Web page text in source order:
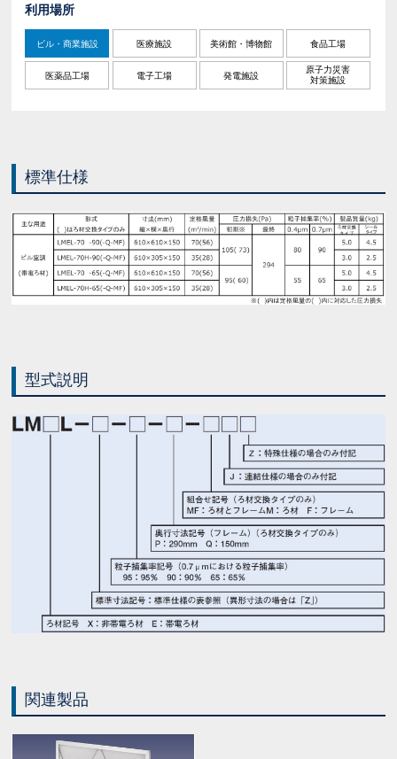
利用場所
ビル・商業施設 医療施設 美術館・博物館 食品工場
医薬品工場 電子工場 発電施設
原子力災害
対策施設
標準仕様
型式説明
関連製品